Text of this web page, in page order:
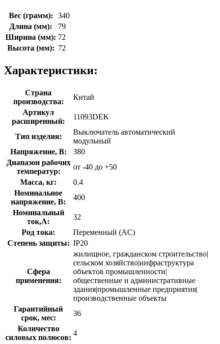
Вес (грамм):
340
Длина (мм):
79
Ширина (мм): 72
Высота (мм): 72
Характеристики:
Страна
производства:
Китай
Артикул
расширенный:
11093DEK
Тип изделия:
Выключатель автоматический
модульный
Напряжение, В:
380
Диапазон рабочих
температур:
от -40 до +50
Масса, кг:
0.4
Номинальное
напряжение, В:
400
Номинальный
ток,А:
32
Род тока:
Переменный (AC)
Степень защиты: IP20
Сфера
применения:
жилищное, гражданском строительство|
сельском хозяйство|инфраструктура
объектов промышленности|
общественные и административные
здания|промышленные предприятия|
производственные объекты
Гарантийный
срок, мес:
36
Количество
силовых полюсов:
4